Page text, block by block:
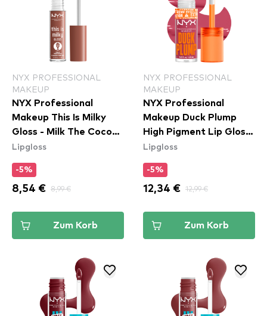
NYX PROFESSIONAL
MAKEUP
NYX Professional
Makeup This Is Milky
Gloss - Milk The Coco
(TIMG20)
Lipgloss
-5%
8,54 € 8,99 €
Zum Korb
NYX PROFESSIONAL
MAKEUP
NYX Professional
Makeup Duck Plump
High Pigment Lip Gloss
- Strike A Rose
Lipgloss
-5%
12,34 € 12,99 €
Zum Korb